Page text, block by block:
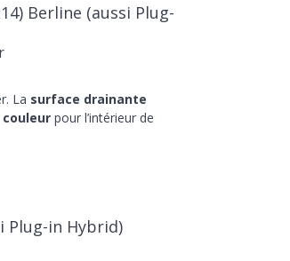
Berline (aussi Plug-
La surface drainante
pour l’intérieur de
Plug-in Hybrid)